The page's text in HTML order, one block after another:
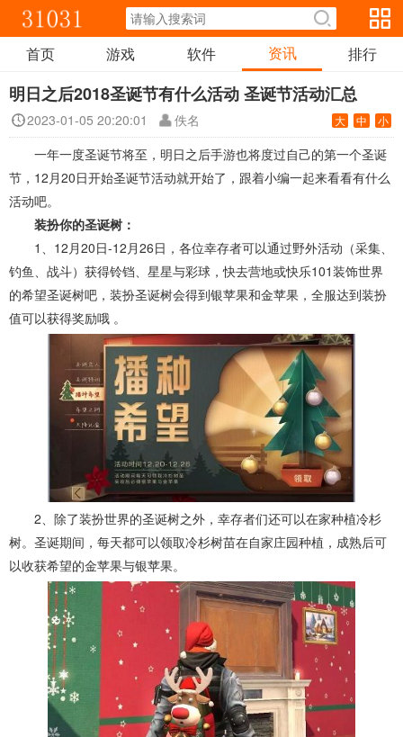
首页 游戏 软件 资讯 排行
明日之后2018圣诞节有什么活动 圣诞节活动汇总
2023-01-05 20:20:01 佚名 大 中 小
一年一度圣诞节将至，明日之后手游也将度过自己的第一个圣诞
节，12月20日开始圣诞节活动就开始了，跟着小编一起来看看有什么
活动吧。
装扮你的圣诞树：
1、12月20日-12月26日，各位幸存者可以通过野外活动（采集、
钓鱼、战斗）获得铃铛、星星与彩球，快去营地或快乐101装饰世界
的希望圣诞树吧，装扮圣诞树会得到银苹果和金苹果，全服达到装扮
值可以获得奖励哦 。
2、除了装扮世界的圣诞树之外，幸存者们还可以在家种植冷杉
树。圣诞期间，每天都可以领取冷杉树苗在自家庄园种植，成熟后可
以收获希望的金苹果与银苹果。